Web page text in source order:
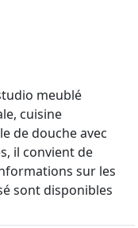
meublé
cuisine
de douche avec
il convient de
sur les
sont disponibles